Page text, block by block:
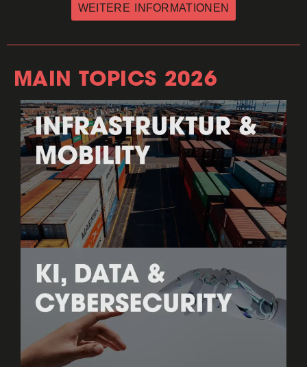
WEITERE INFORMATIONEN
MAIN TOPICS 2026